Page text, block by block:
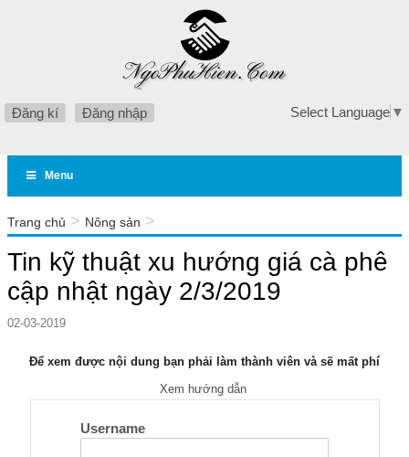
Đăng kí Đăng nhập Select Language ▼
Menu
Trang chủ > Nông sản >
Tin kỹ thuật xu hướng giá cà phê
cập nhật ngày 2/3/2019
02-03-2019
Để xem được nội dung bạn phải làm thành viên và sẽ mất phí
Xem hướng dẫn
Username